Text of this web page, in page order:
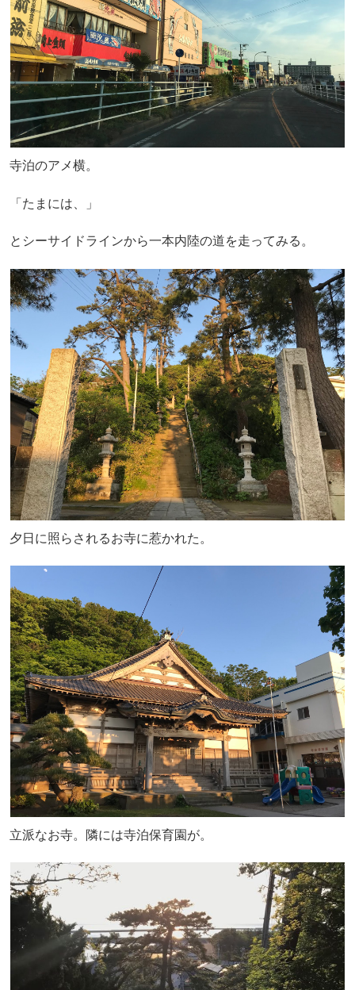
寺泊のアメ横。
「たまには、」
とシーサイドラインから一本内陸の道を走ってみる。
夕日に照らされるお寺に惹かれた。
立派なお寺。隣には寺泊保育園が。